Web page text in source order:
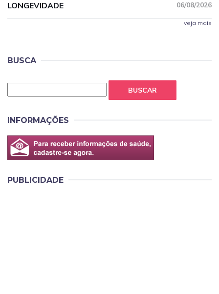
LONGEVIDADE
06/08/2026
veja mais
BUSCA
BUSCAR
INFORMAÇÕES
PUBLICIDADE